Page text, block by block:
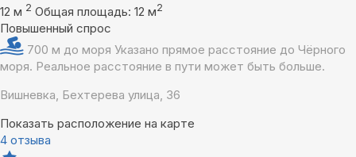
12 м 2 Общая площадь: 12 м2
Повышенный спрос
700 м до моря Указано прямое расстояние до Чёрного
моря. Реальное расстояние в пути может быть больше.
Вишневка, Бехтерева улица, 36
Показать расположение на карте
4 отзыва